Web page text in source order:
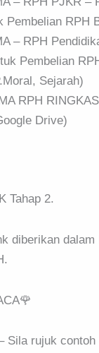
Pembelian RPH
– RPH
Pembelian
Sejarah)
RPH
Drive)
Tahap 2.
diberikan dalam
Sila rujuk contoh